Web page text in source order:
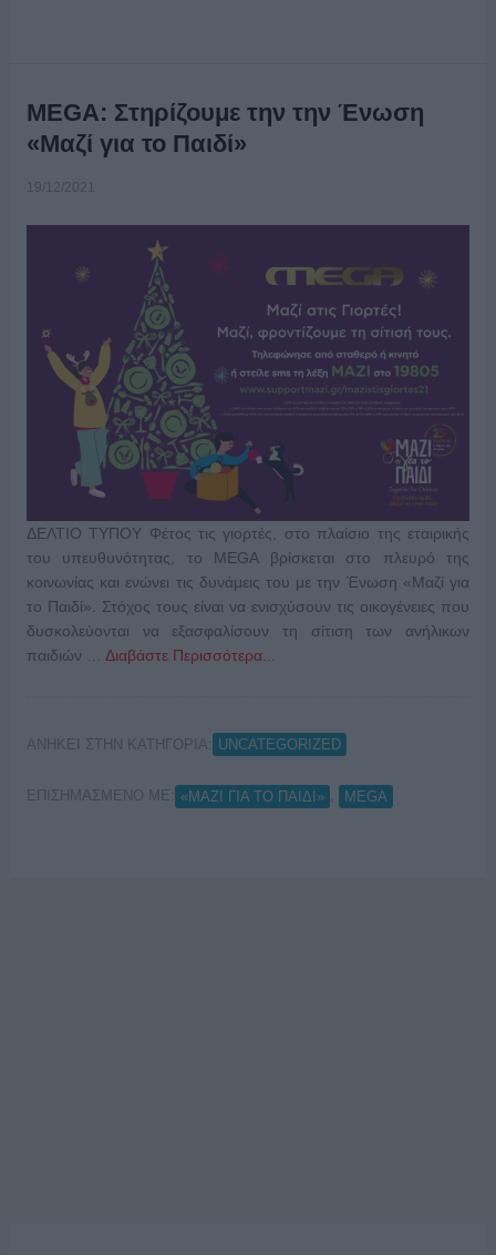
MEGA: Στηρίζουμε την την Ένωση
«Μαζί για το Παιδί»
19/12/2021
ΔΕΛΤΙΟ ΤΥΠΟΥ Φέτος τις γιορτές, στο πλαίσιο της εταιρικής
του υπευθυνότητας, το MEGA βρίσκεται στο πλευρό της
κοινωνίας και ενώνει τις δυνάμεις του με την Ένωση «Μαζί για
το Παιδί». Στόχος τους είναι να ενισχύσουν τις οικογένειες που
δυσκολεύονται να εξασφαλίσουν τη σίτιση των ανήλικων
παιδιών … Διαβάστε Περισσότερα...
ΑΝΗΚΕΙ ΣΤΗΝ ΚΑΤΗΓΟΡΙΑ: UNCATEGORIZED
ΕΠΙΣΗΜΑΣΜΕΝΟ ΜΕ: «ΜΑΖΙ ΓΙΑ ΤΟ ΠΑΙΔΙ» MEGA